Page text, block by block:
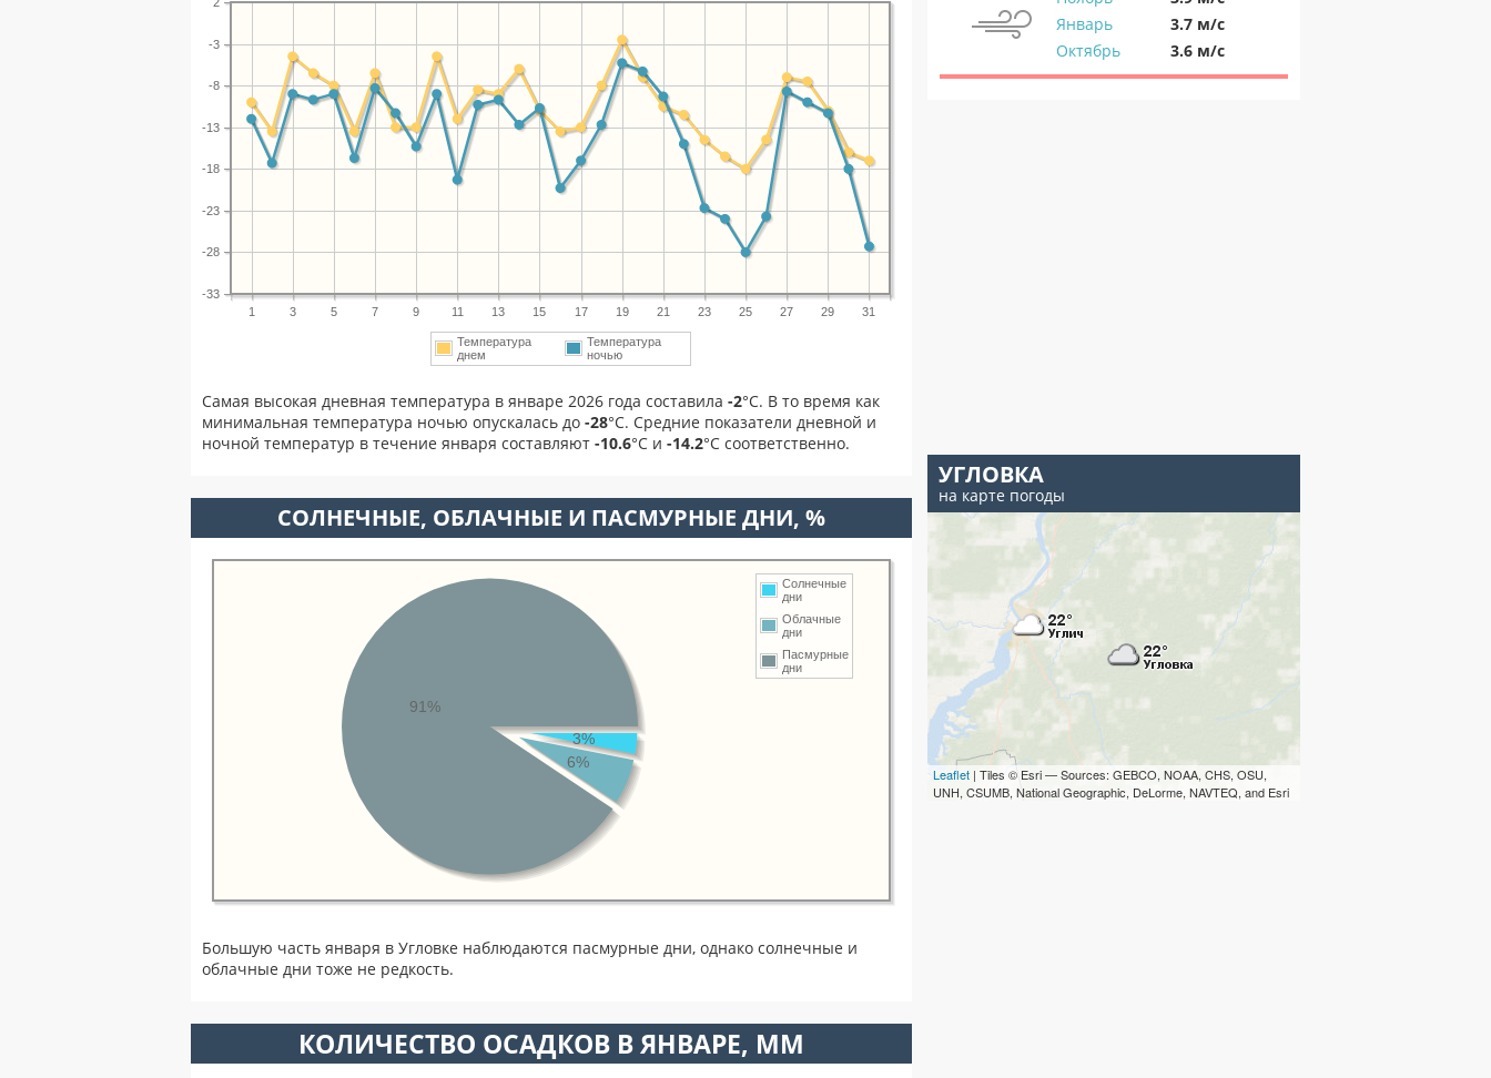
1 3 5 7 9 11 13 15 17 19 21 23 25 27 29 31
-33
-28
-23
-18
-13
-8
-3
Температура
днем
Температура
ночью
Самая высокая дневная температура в январе 2026 года составила -2°С. В то время как
минимальная температура ночью опускалась до -28°C. Средние показатели дневной и
ночной температур в течение января составляют -10.6°С и -14.2°С соответственно.
CОЛНЕЧНЫЕ, ОБЛАЧНЫЕ И ПАСМУРНЫЕ ДНИ, %
Солнечные
дни
Облачные
дни
Пасмурные
дни
3%
6%
91%
Большую часть января в Угловке наблюдаются пасмурные дни, однако солнечные и
облачные дни тоже не редкость.
КОЛИЧЕСТВО ОСАДКОВ В ЯНВАРЕ, ММ
Январь
3.7 м/с
Октябрь
3.6 м/с
УГЛОВКА
на карте погоды
Leaflet | Tiles © Esri — Sources: GEBCO, NOAA, CHS, OSU,
UNH, CSUMB, National Geographic, DeLorme, NAVTEQ, and Esri